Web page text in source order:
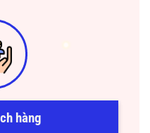
hàng